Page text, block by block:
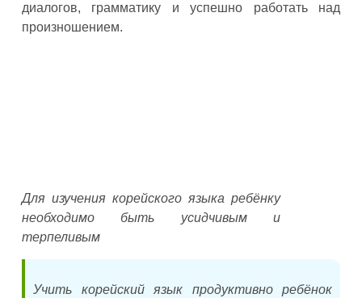
диалогов, грамматику и успешно работать над
произношением.
Для изучения корейского языка ребёнку
необходимо быть усидчивым и
терпеливым
Учить корейский язык продуктивно ребёнок